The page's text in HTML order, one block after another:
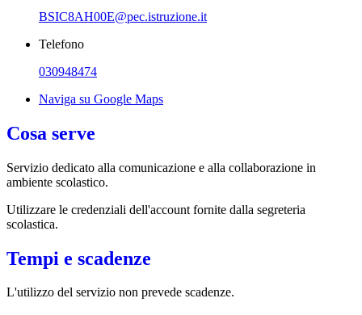
BSIC8AH00E@pec.istruzione.it
Telefono
030948474
Naviga su Google Maps
Cosa serve
Servizio dedicato alla comunicazione e alla collaborazione in
ambiente scolastico.
Utilizzare le credenziali dell'account fornite dalla segreteria
scolastica.
Tempi e scadenze
L'utilizzo del servizio non prevede scadenze.